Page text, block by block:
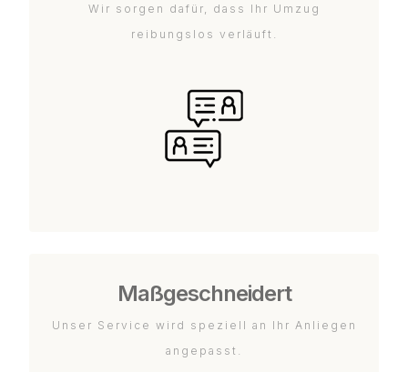
Wir sorgen dafür, dass Ihr Umzug
reibungslos verläuft.
Maßgeschneidert
Unser Service wird speziell an Ihr Anliegen
angepasst.